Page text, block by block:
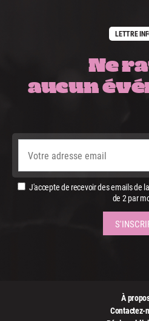
LETTRE
Ne
aucun
J'accepte de recevoir des emails de
de 2 par
À
Contactez-